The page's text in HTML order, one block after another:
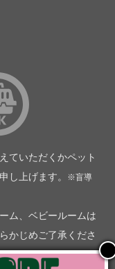
ていただくかペット
し上げます。
※盲導
ム、ベビールームは
かじめご了承くださ